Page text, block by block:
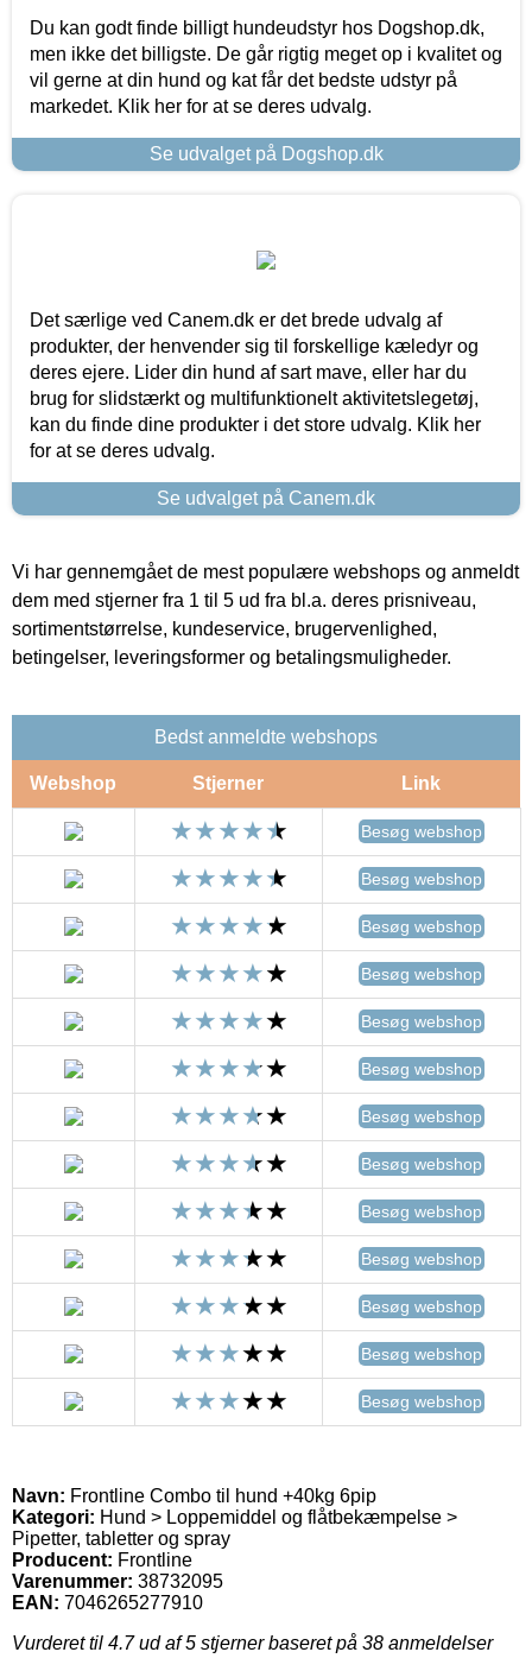
Du kan godt finde billigt hundeudstyr hos Dogshop.dk,
men ikke det billigste. De går rigtig meget op i kvalitet og
vil gerne at din hund og kat får det bedste udstyr på
markedet. Klik her for at se deres udvalg.
Se udvalget på Dogshop.dk
Det særlige ved Canem.dk er det brede udvalg af
produkter, der henvender sig til forskellige kæledyr og
deres ejere. Lider din hund af sart mave, eller har du
brug for slidstærkt og multifunktionelt aktivitetslegetøj,
kan du finde dine produkter i det store udvalg. Klik her
for at se deres udvalg.
Se udvalget på Canem.dk
Vi har gennemgået de mest populære webshops og anmeldt
dem med stjerner fra 1 til 5 ud fra bl.a. deres prisniveau,
sortimentstørrelse, kundeservice, brugervenlighed,
betingelser, leveringsformer og betalingsmuligheder.
Bedst anmeldte webshops
Webshop Stjerner Link
Besøg webshop
Besøg webshop
Besøg webshop
Besøg webshop
Besøg webshop
Besøg webshop
Besøg webshop
Besøg webshop
Besøg webshop
Besøg webshop
Besøg webshop
Besøg webshop
Besøg webshop
Navn: Frontline Combo til hund +40kg 6pip
Kategori: Hund > Loppemiddel og flåtbekæmpelse >
Pipetter, tabletter og spray
Producent: Frontline
Varenummer: 38732095
EAN: 7046265277910
Vurderet til 4.7ud af 5 stjerner baseret på 38 anmeldelser